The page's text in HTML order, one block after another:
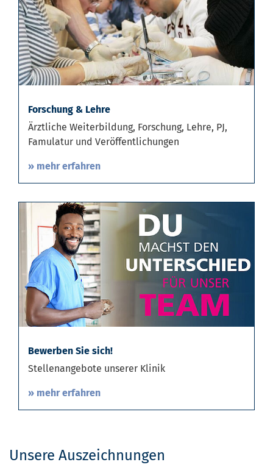
Forschung & Lehre
Ärztliche Weiterbildung, Forschung, Lehre, PJ,
Famulatur und Veröffentlichungen
» mehr erfahren
Bewerben Sie sich!
Stellenangebote unserer Klinik
» mehr erfahren
Unsere Auszeichnungen